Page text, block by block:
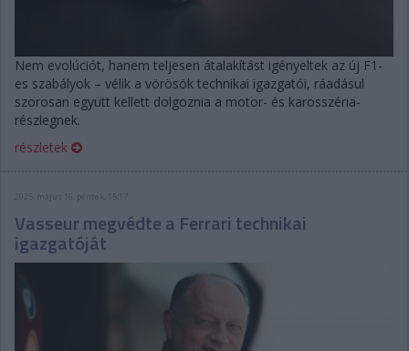
Nem evolúciót, hanem teljesen átalakítást igényeltek az új F1-
es szabályok – vélik a vörösök technikai igazgatói, ráadásul
szorosan együtt kellett dolgoznia a motor- és karosszéria-
részlegnek.
részletek
2025. május 16. péntek, 15:17
Vasseur megvédte a Ferrari technikai
igazgatóját